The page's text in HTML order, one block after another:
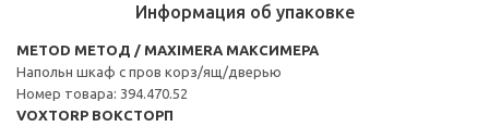
Информация об упаковке
METOD МЕТОД / MAXIMERA МАКСИМЕРА
Напольн шкаф с пров корз/ящ/дверью
Номер товара: 394.470.52
VOXTORP ВОКСТОРП